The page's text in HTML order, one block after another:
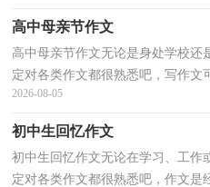
高中母亲节作文
高中母亲节作文无论是身处学校还
定对各类作文都很熟悉吧，写作文
的心静下来，思考自己未来的方向
2026-08-05
初中生回忆作文
初中生回忆作文无论在学习、工作
定对各类作文都很熟悉吧，作文是